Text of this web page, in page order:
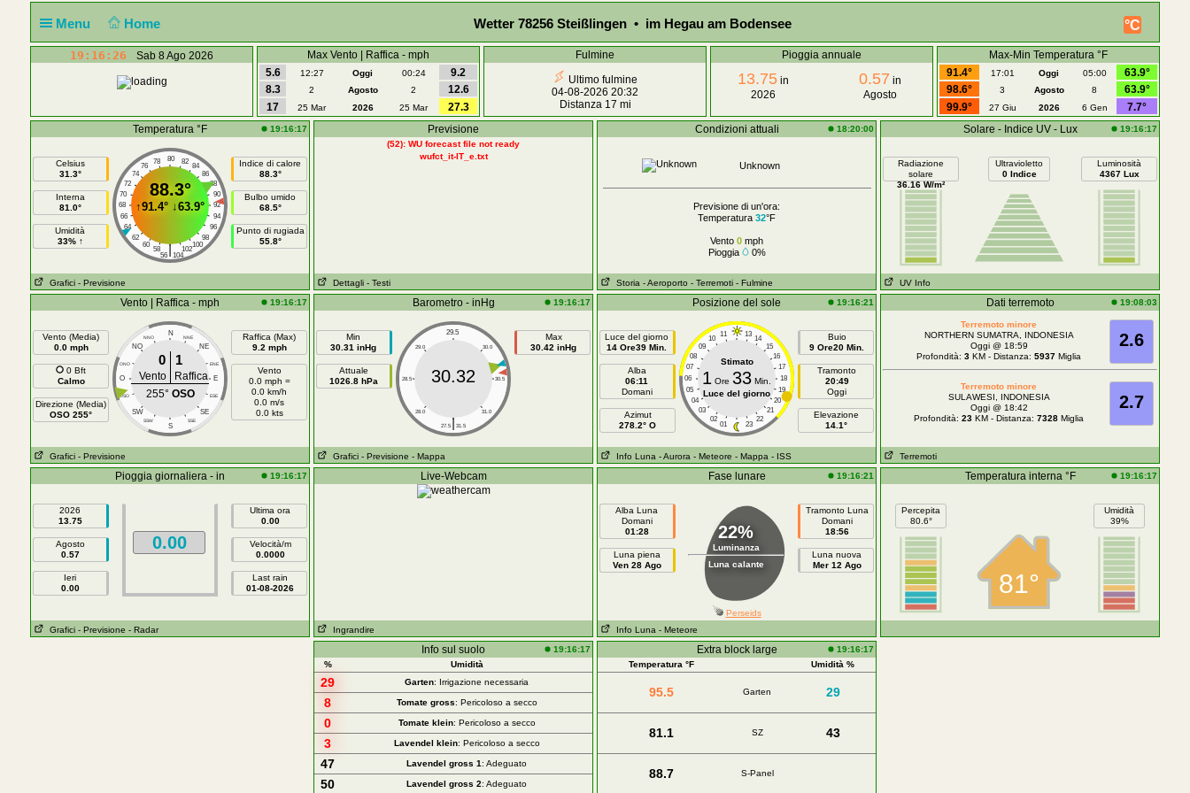
Menu Home °C
Wetter 78256 Steißlingen • im Hegau am Bodensee
19:16:26 Sab 8 Ago 2026
Max Vento | Raffica - mph
5.6
12:27 Oggi 00:24
9.2
8.3
2 Agosto 2
12.6
17
25 Mar 2026 25 Mar 27.3
Fulmine
Ultimo fulmine
04-08-2026 20:32
Distanza 17 mi
Pioggia annuale
13.75 in
2026
0.57 in
Agosto
Max-Min Temperatura °F
91.4°
17:01 Oggi 05:00
63.9°
98.6°
3 Agosto 8
63.9°
99.9°
27 Giu 2026 6 Gen
7.7°
Temperatura °F
19:16:17
Celsius
31.3°
Interna
81.0°
Umidità
33% ↑
80
78 82
76
84
74
86
72
88
70
90
68
92
66
94
64
96
62
98
60
100
58 102
|
56 104
88.3°
↑91.4° ↓63.9°
Indice di calore
88.3°
Bulbo umido
68.5°
Punto di rugiada
55.8°
Grafici - Previsione
Previsione
(52): WU forecast file not ready
wufct_it-IT_e.txt
Dettagli - Testi
Condizioni attuali 18:20:00
Unknown
Previsione di un'ora:
Temperatura 32°F
Vento 0 mph
Pioggia
0%
Storia - Aeroporto - Terremoti - Fulmine
Solare - Indice UV - Lux 19:16:17
Radiazione
solare
36.16 W/m²
Ultravioletto
0 Indice
Luminosità
4367 Lux
UV Info
Vento | Raffica - mph 19:16:17
Vento (Media)
0.0 mph
0 Bft
Calmo
Direzione (Media)
OSO 255°
N
NNO NNE
NO NE
ONO ENE
O E
OSO ESE
SW SE
SSW SSE
S
0 1
Vento
Raffica
255° OSO
Raffica (Max)
9.2 mph
Vento
0.0 mph =
0.0 km/h
0.0 m/s
0.0 kts
Grafici - Previsione
Barometro - inHg 19:16:17
Min
30.31 inHg
Attuale
1026.8 hPa
29.5
29.0 30.0
28.5 30.5
28.0 31.0
|
27.5 31.5
30.32
Max
30.42 inHg
Grafici - Previsione - Mappa
Posizione del sole 19:16:21
Luce del giorno
14 Ore39 Min.
Alba
06:11
Domani
Azimut
278.2° O
11 13
10
14
09
15
08
16
07
17
06
18
05
19
04
20
03
21
02
22
01 23
Stimato
1 Ore 33 Min.
Luce del giorno
Buio
9 Ore20 Min.
Tramonto
20:49
Oggi
Elevazione
14.1°
Info Luna - Aurora - Meteore - Mappa - ISS
Dati terremoto 19:08:03
2.6
Terremoto minore
NORTHERN SUMATRA, INDONESIA
Oggi @ 18:59
Profondità: 3 KM - Distanza: 5937 Miglia
2.7
Terremoto minore
SULAWESI, INDONESIA
Oggi @ 18:42
Profondità: 23 KM - Distanza: 7328 Miglia
Terremoti
Pioggia giornaliera - in 19:16:17
2026
13.75
Agosto
0.57
Ieri
0.00
0.00
Ultima ora
0.00
Velocità/m
0.0000
Last rain
01-08-2026
Grafici - Previsione - Radar
Live-Webcam
Ingrandire
Fase lunare 19:16:21
Alba Luna
Domani
01:28
Luna piena
Ven 28 Ago
22%
Luminanza
Luna calante
Tramonto Luna
Domani
18:56
Luna nuova
Mer 12 Ago
Perseids
Info Luna - Meteore
Temperatura interna °F 19:16:17
Percepita
80.6°
81°
Umidità
39%
Info sul suolo
19:16:17
%
Umidità
29 Garten: Irrigazione necessaria
8 Tomate gross: Pericoloso a secco
0 Tomate klein: Pericoloso a secco
3 Lavendel klein: Pericoloso a secco
47 Lavendel gross 1 : Adeguato
50 Lavendel gross 2: Adeguato
Extra block large
19:16:17
Temperatura °F
Umidità %
95.5 Garten 29
81.1 SZ 43
88.7 S-Panel